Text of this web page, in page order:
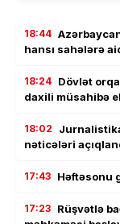
18:44
hansı sahələrə
18:24 Dövlət
daxili müsahibə
18:02
nəticələri
17:43 Həftəsonu
17:23 Rüşvətlə